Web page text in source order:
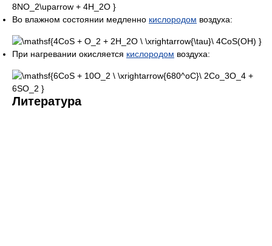
Во влажном состоянии медленно кислородом воздуха:
При нагревании окисляется кислородом воздуха:
Литература